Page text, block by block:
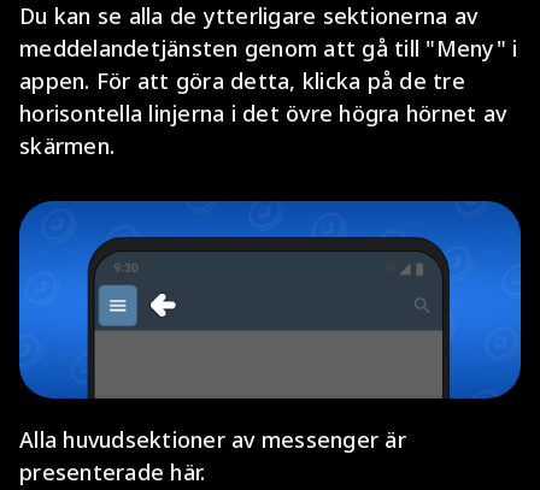
Du kan se alla de ytterligare sektionerna av
meddelandetjänsten genom att gå till "Meny" i
appen. För att göra detta, klicka på de tre
horisontella linjerna i det övre högra hörnet av
skärmen.
Alla huvudsektioner av messenger är
presenterade här.